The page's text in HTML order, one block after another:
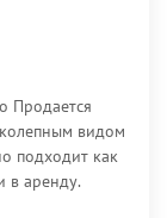
Продается
видом
подходит как
в аренду.